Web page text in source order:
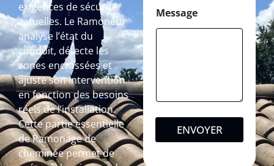
exigences de sécurité
actuelles. Le Ramoneur
analyse l’état du
conduit, détecte les
zones encrassées et
ajuste son intervention
en fonction des besoins
réels de l’installation.
Cette partie essentielle
de Ramonage de
cheminée permet de
Message
ENVOYER